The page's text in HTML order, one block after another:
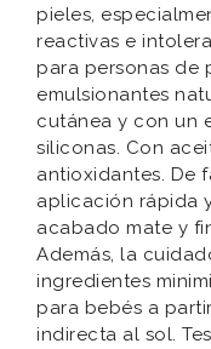
pieles,
reactivas e
para personas de
emulsionantes
cutánea y con un
siliconas. Con
antioxidantes. De
aplicación rápida
acabado mate y
Además, la
ingredientes
para bebés a
indirecta al sol.